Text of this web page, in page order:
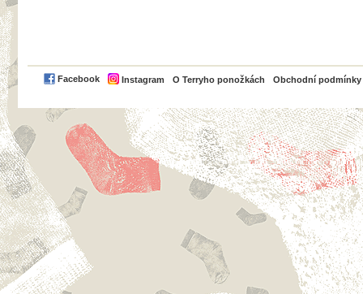
Facebook Instagram O Terryho ponožkách Obchodní podmínky
PayPal